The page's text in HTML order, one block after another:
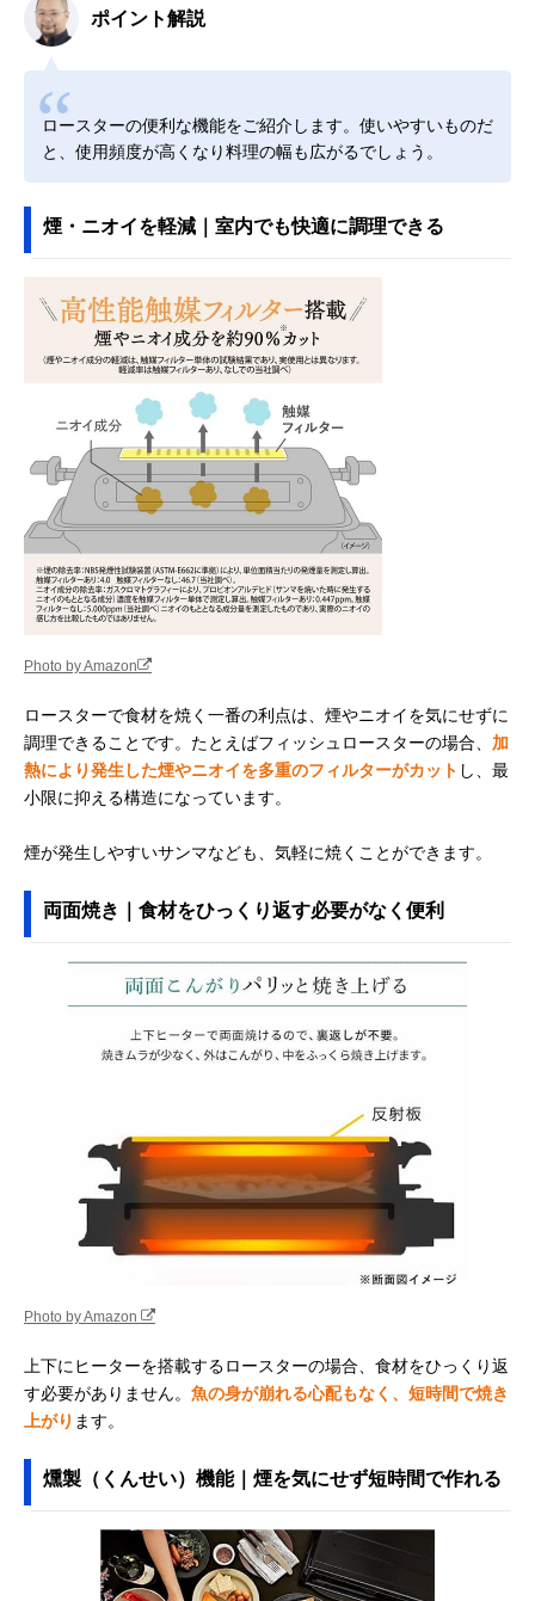
ポイント解説
ロースターの便利な機能をご紹介します。使いやすいものだ
と、使用頻度が高くなり料理の幅も広がるでしょう。
煙・ニオイを軽減｜室内でも快適に調理できる
Photo by Amazon
ロースターで食材を焼く一番の利点は、煙やニオイを気にせずに
調理できることです。たとえばフィッシュロースターの場合、 加
熱により発生した煙やニオイを多重のフィルターがカット し、最
小限に抑える構造になっています。
煙が発生しやすいサンマなども、気軽に焼くことができます。
両面焼き｜食材をひっくり返す必要がなく便利
Photo by Amazon
上下にヒーターを搭載するロースターの場合、食材をひっくり返
す必要がありません。 魚の身が崩れる心配もなく、短時間で焼き
上がり ます。
燻製（くんせい）機能｜煙を気にせず短時間で作れる